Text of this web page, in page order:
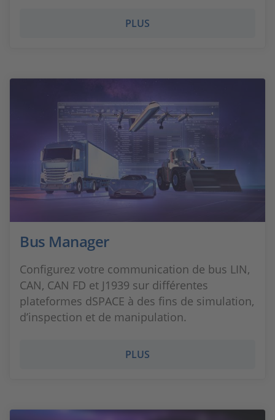
PLUS
Bus Manager
Configurez votre communication de bus LIN,
CAN, CAN FD et J1939 sur différentes
plateformes dSPACE à des fins de simulation,
d’inspection et de manipulation.
PLUS